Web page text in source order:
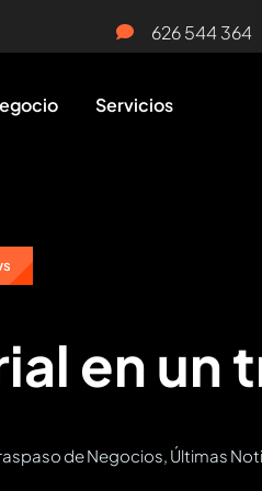
626 544 364
Servicios
en un
de Negocios, Últimas